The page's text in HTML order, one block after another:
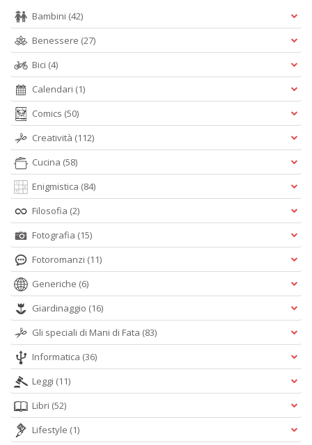
Bambini (42)
Benessere (27)
Bici (4)
Calendari (1)
Comics (50)
Creatività (112)
Cucina (58)
Enigmistica (84)
Filosofia (2)
Fotografia (15)
Fotoromanzi (11)
Generiche (6)
Giardinaggio (16)
Gli speciali di Mani di Fata (83)
Informatica (36)
Leggi (11)
Libri (52)
Lifestyle (1)